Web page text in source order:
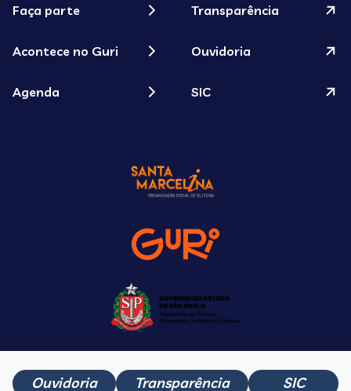
Faça parte
Acontece no Guri
Agenda
Transparência
Ouvidoria
SIC
Ouvidoria Transparência SIC